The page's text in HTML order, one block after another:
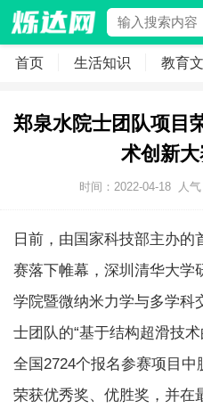
首页 生活知识 教育
郑泉水院士团队项目
术创新
时间：2022-04-18 人气
日前，由国家科技部主办
赛落下帷幕，深圳清华大学
学院暨微纳米力学与多学科
士团队的“基于结构超滑技
全国2724个报名参赛项目
荣获优秀奖、优胜奖，并在